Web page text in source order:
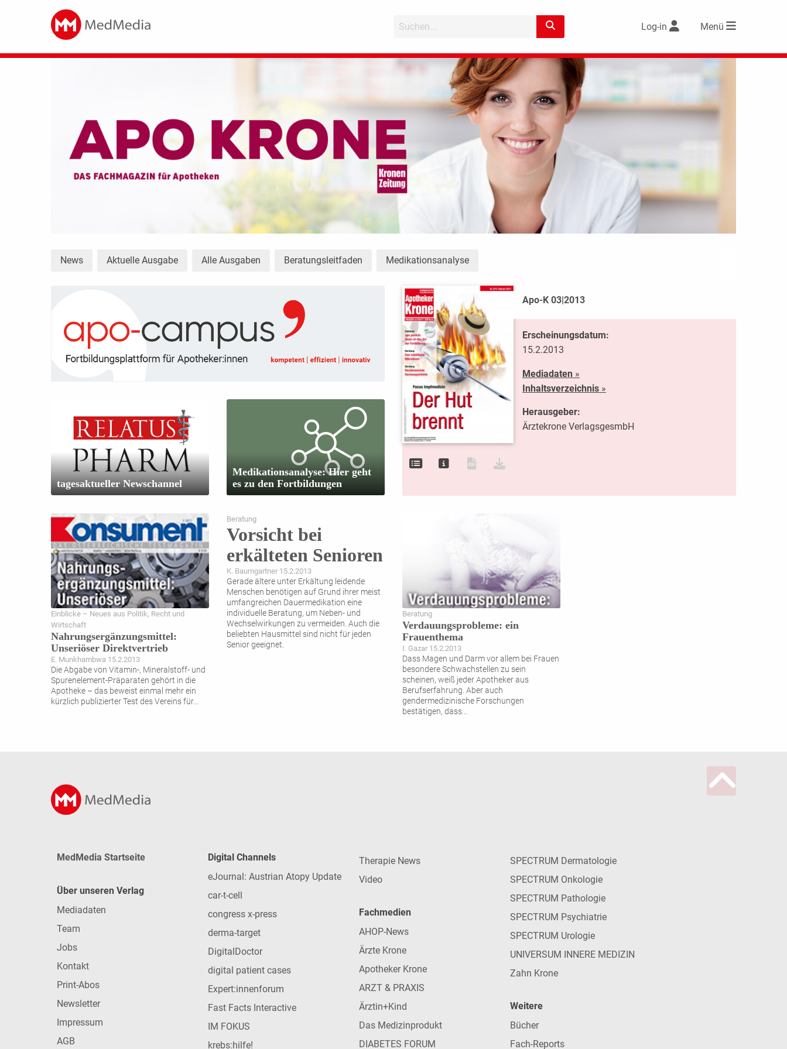
Log-in Menü
News Aktuelle Ausgabe Alle Ausgaben Beratungsleitfaden Medikationsanalyse
tagesaktueller Newschannel
Medikationsanalyse: Hier geht
es zu den Fortbildungen
Apo-K 03|2013
Erscheinungsdatum:
15.2.2013
Mediadaten»
Inhaltsverzeichnis»
Herausgeber:
Ärztekrone VerlagsgesmbH
Einblicke – Neues aus Politik, Recht und
Wirtschaft
Nahrungsergänzungsmittel:
Unseriöser Direktvertrieb
E. Munkhambwa 15.2.2013
Die Abgabe von Vitamin-, Mineralstoff- und
Spuren­element-Präparaten gehört in die
Apotheke – das beweist einmal mehr ein
kürzlich publizierter Test des Vereins für...
Beratung
Vorsicht bei
erkälteten Senioren
K. Baumgartner 15.2.2013
Gerade ältere unter Erkältung leidende
Menschen benötigen auf Grund ihrer meist
umfangreichen Dauermedikation eine
individuelle Beratung, um Neben- und
Wechselwirkungen zu vermeiden. Auch die
beliebten Hausmittel sind nicht für jeden
Senior geeignet.
Beratung
Verdauungsprobleme: ein
Frauenthema
I. Gazar 15.2.2013
Dass Magen und Darm vor allem bei Frauen
besondere Schwachstellen zu sein
scheinen, weiß jeder Apotheker aus
Berufserfahrung. Aber auch
gendermedizinische Forschungen
bestätigen, dass...
MedMedia Startseite
Über unseren Verlag
Mediadaten
Team
Jobs
Kontakt
Print-Abos
Newsletter
Impressum
AGB
Digital Channels
eJournal: Austrian Atopy Update
car-t-cell
congress x-press
derma-target
DigitalDoctor
digital patient cases
Expert:innenforum
Fast Facts Interactive
IM FOKUS
krebs:hilfe!
Therapie News
Video
Fachmedien
AHOP-News
Ärzte Krone
Apotheker Krone
ARZT & PRAXIS
Ärztin+Kind
Das Medizinprodukt
DIABETES FORUM
SPECTRUM Dermatologie
SPECTRUM Onkologie
SPECTRUM Pathologie
SPECTRUM Psychiatrie
SPECTRUM Urologie
UNIVERSUM INNERE MEDIZIN
Zahn Krone
Weitere
Bücher
Fach-Reports